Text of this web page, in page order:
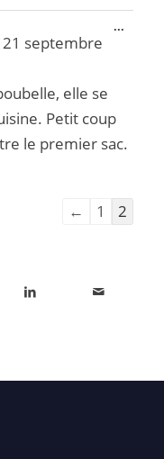
21 septembre
elle se
Petit coup
le premier sac.
...
← 1 2